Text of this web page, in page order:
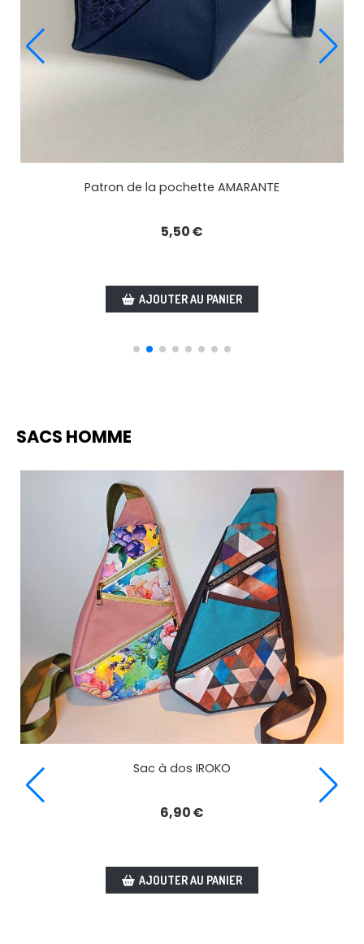
Patron de la pochette AMARANTE
5,50€
AJOUTER AU PANIER
SACS HOMME
Sac à dos IROKO
6,90€
AJOUTER AU PANIER